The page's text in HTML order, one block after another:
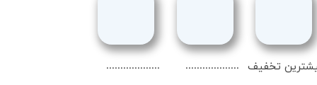
تخفیف ...................
...................